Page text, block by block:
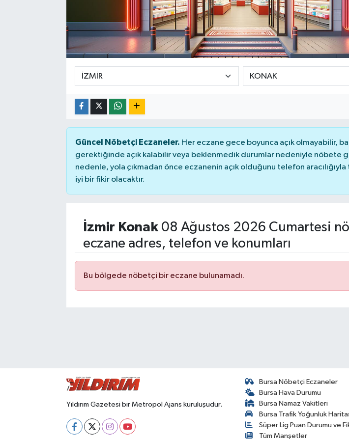
Güncel Nöbetçi Eczaneler. Her eczane gece boyunca açık olmayabilir,
gerektiğinde açık kalabilir veya beklenmedik durumlar nedeniyle nöbete
nedenle, yola çıkmadan önce eczanenin açık olduğunu telefon
iyi bir fikir olacaktır.
İzmir Konak08 Ağustos 2026 Cumartesi
eczane adres, telefon ve konumları
Bu bölgede nöbetçi bir eczane bulunamadı.
Yıldırım Gazetesi bir Metropol Ajans kuruluşudur.
Bursa Nöbetçi Eczaneler
Bursa Hava Durumu
Bursa Namaz Vakitleri
Bursa Trafik Yoğunluk
Süper Lig Puan Durumu ve
Tüm Manşetler